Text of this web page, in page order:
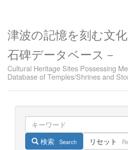
津波の記憶を刻む文
石碑データベース－
Cultural Heritage Sites Possessing
Database of Temples/Shrines and
検索 Search リセット